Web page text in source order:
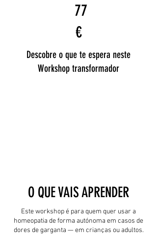
77
€
Descobre o que te espera neste
Workshop transformador
O QUE VAIS APRENDER​
Este workshop é para quem quer usar a
homeopatia de forma autónoma em casos de
dores de garganta — em crianças ou adultos.